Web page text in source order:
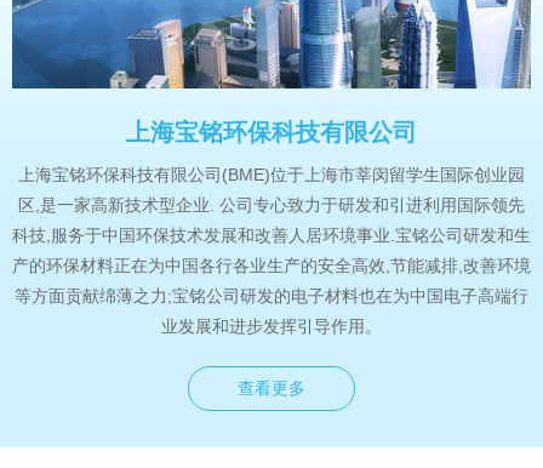
上海宝铭环保科技有限公司
上海宝铭环保科技有限公司(BME)位于上海市莘闵留学生国际创业园
区,是一家高新技术型企业. 公司专心致力于研发和引进利用国际领先
科技,服务于中国环保技术发展和改善人居环境事业.宝铭公司研发和生
产的环保材料正在为中国各行各业生产的安全高效,节能减排,改善环境
等方面贡献绵薄之力;宝铭公司研发的电子材料也在为中国电子高端行
业发展和进步发挥引导作用。
查看更多